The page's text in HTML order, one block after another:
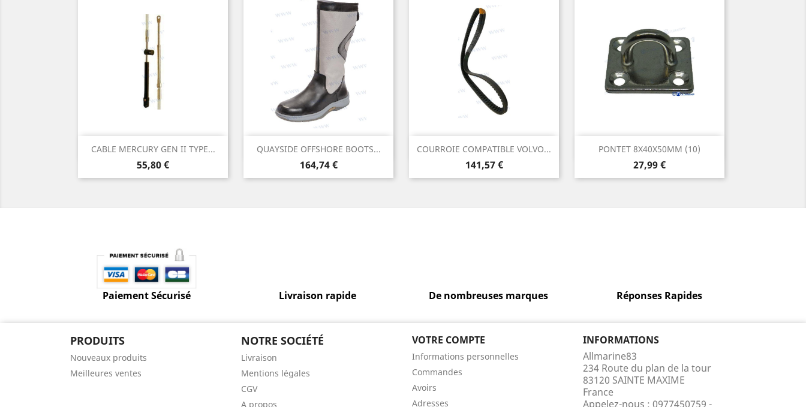
CABLE MERCURY GEN II TYPE...
Prix
55,80 €
Aperçu rapide QUAYSIDE OFFSHORE BOOTS...
Prix
164,74 €
Aperçu rapide COURROIE COMPATIBLE VOLVO...
Prix
141,57 €
Aperçu rapide PONTET 8X40X50MM (10)
Prix
27,99 €
Aperçu rapide
Paiement Sécurisé Livraison rapide De nombreuses marques Réponses Rapides
PRODUITS
Nouveaux produits
Meilleures ventes
NOTRE SOCIÉTÉ
Livraison
Mentions légales
CGV
A propos
VOTRE COMPTE
Informations personnelles
Commandes
Avoirs
Adresses
INFORMATIONS
Allmarine83
234 Route du plan de la tour
83120 SAINTE MAXIME
France
Appelez-nous : 0977450759 -